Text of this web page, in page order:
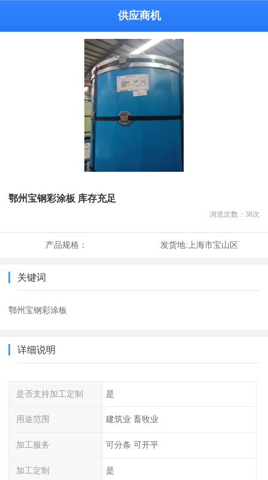
供应商机
鄂州宝钢彩涂板 库存充足
浏览次数： 38次
产品规格： 发货地:上海市宝山区
关键词
鄂州宝钢彩涂板
详细说明
是否支持加工定制 是
用途范围 建筑业 畜牧业
加工服务 可分条 可开平
加工定制 是